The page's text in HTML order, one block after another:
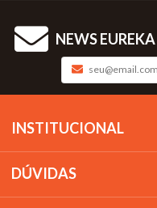
NEWS EUREKA
INSTITUCIONAL
DÚVIDAS